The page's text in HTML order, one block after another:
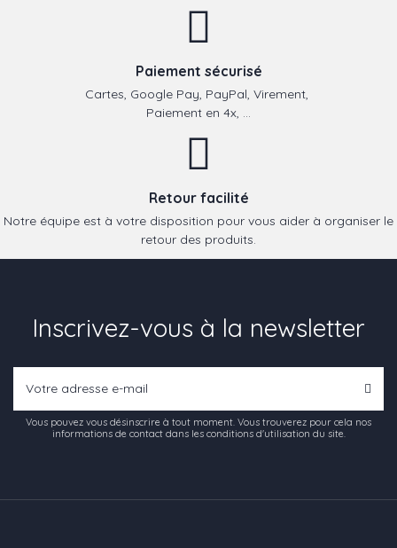
Paiement sécurisé
Cartes, Google Pay, PayPal, Virement,
Paiement en 4x, ...
Retour facilité
Notre équipe est à votre disposition pour vous aider à organiser le
retour des produits.
Inscrivez-vous à la newsletter
Vous pouvez vous désinscrire à tout moment. Vous trouverez pour cela nos
informations de contact dans les conditions d'utilisation du site.